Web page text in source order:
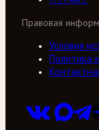
Правовая
Условия
Политика